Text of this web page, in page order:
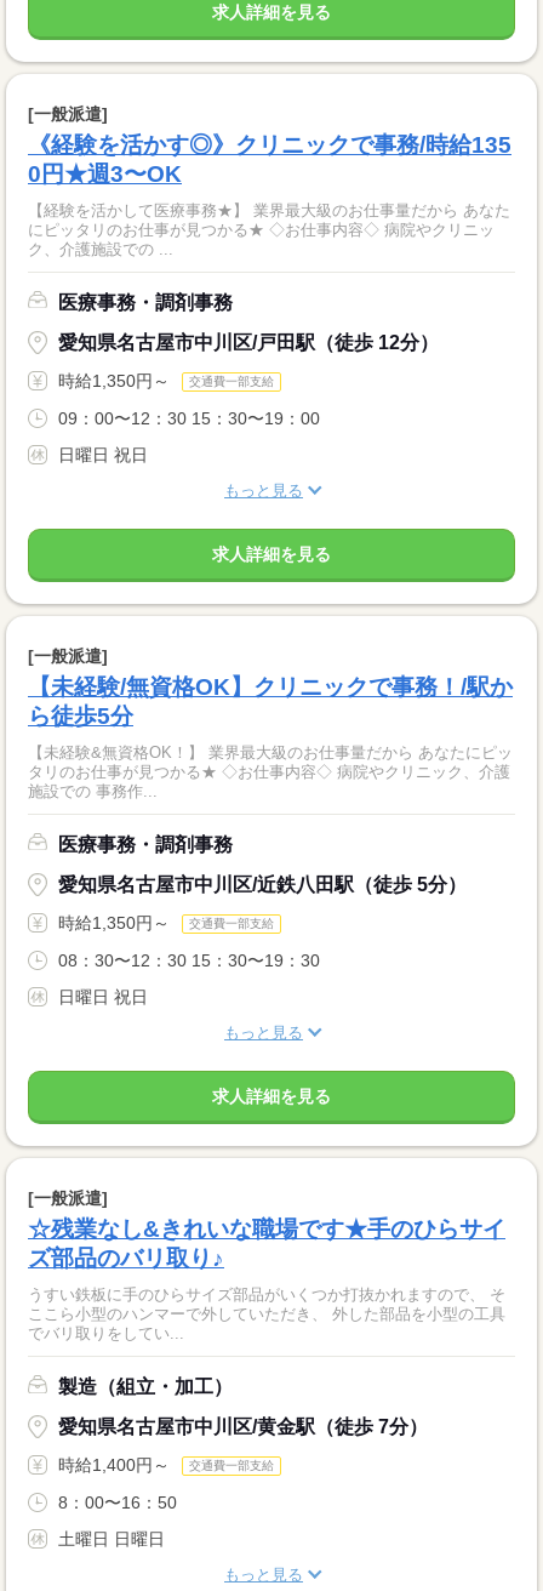
求人詳細を見る
[一般派遣]
《経験を活かす◎》クリニックで事務/時給135
0円★週3〜OK
【経験を活かして医療事務★】 業界最大級のお仕事量だから あなた
にピッタリのお仕事が見つかる★ ◇お仕事内容◇ 病院やクリニッ
ク、介護施設での ...
医療事務・調剤事務
愛知県名古屋市中川区/戸田駅（徒歩 12分）
時給1,350円～ 交通費一部支給
09：00〜12：30 15：30〜19：00
日曜日 祝日
もっと見る
求人詳細を見る
[一般派遣]
【未経験/無資格OK】クリニックで事務！/駅か
ら徒歩5分
【未経験&無資格OK！】 業界最大級のお仕事量だから あなたにピッ
タリのお仕事が見つかる★ ◇お仕事内容◇ 病院やクリニック、介護
施設での 事務作...
医療事務・調剤事務
愛知県名古屋市中川区/近鉄八田駅（徒歩 5分）
時給1,350円～ 交通費一部支給
08：30〜12：30 15：30〜19：30
日曜日 祝日
もっと見る
求人詳細を見る
[一般派遣]
☆残業なし&きれいな職場です★手のひらサイ
ズ部品のバリ取り♪
うすい鉄板に手のひらサイズ部品がいくつか打抜かれますので、 そ
ここら小型のハンマーで外していただき、 外した部品を小型の工具
でバリ取りをしてい...
製造（組立・加工）
愛知県名古屋市中川区/黄金駅（徒歩 7分）
時給1,400円～ 交通費一部支給
8：00〜16：50
土曜日 日曜日
もっと見る